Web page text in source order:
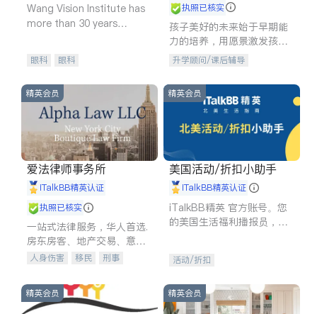
Wang Vision Institute has
more than 30 years
眼科 眼科
执照已核实
孩子美好的未来始于早期能
力的培养，用愿景激发孩子
的学习潜力和动力。理念：
拥有成长型心态是成功的基
石。
升学顾问/课后辅导
精英会员
爱法律师事务所
iTalkBB精英认证
执照已核实
一站式法律服务，华人首选.
房东房客、地产交易、意外
伤害、车祸重伤、商业诉
建筑合同、刑事案件全包办
人身伤害 移民
刑事
信托/遗嘱
商业
索赔
律师-其它 保释
精英会员
美国活动/折扣小助手
iTalkBB精英认证
iTalkBB精英 官方账号。您
的美国生活福利播报员，精
专属福利。
活动/折扣
精英会员 精英会员